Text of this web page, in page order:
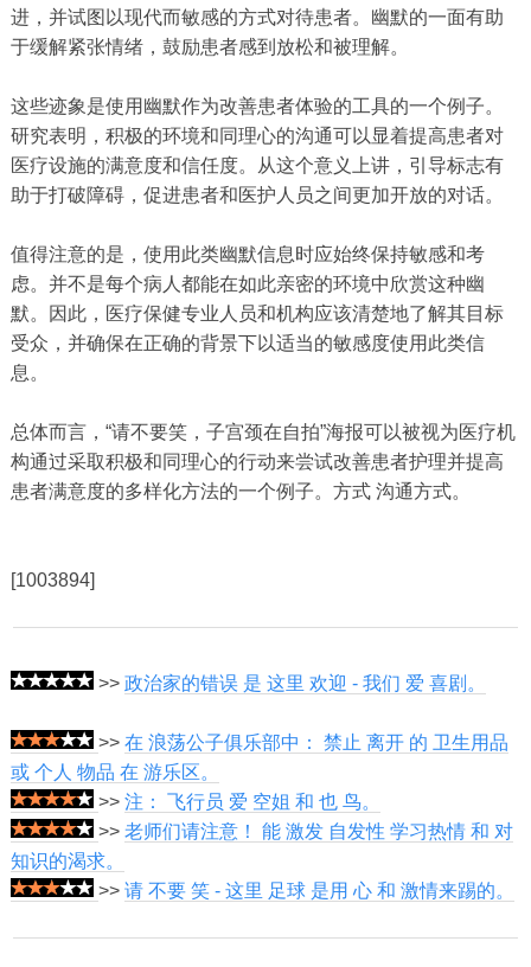
进，并试图以现代而敏感的方式对待患者。幽默的一面有助
于缓解紧张情绪，鼓励患者感到放松和被理解。
这些迹象是使用幽默作为改善患者体验的工具的一个例子。
研究表明，积极的环境和同理心的沟通可以显着提高患者对
医疗设施的满意度和信任度。从这个意义上讲，引导标志有
助于打破障碍，促进患者和医护人员之间更加开放的对话。
值得注意的是，使用此类幽默信息时应始终保持敏感和考
虑。并不是每个病人都能在如此亲密的环境中欣赏这种幽
默。因此，医疗保健专业人员和机构应该清楚地了解其目标
受众，并确保在正确的背景下以适当的敏感度使用此类信
息。
总体而言，“请不要笑，子宫颈在自拍”海报可以被视为医疗机
构通过采取积极和同理心的行动来尝试改善患者护理并提高
患者满意度的多样化方法的一个例子。方式 沟通方式。
[1003894]
>> 政治家的错误 是 这里 欢迎 - 我们 爱 喜剧。
>> 在 浪荡公子俱乐部中： 禁止 离开 的 卫生用品
或 个人 物品 在 游乐区。
>> 注： 飞行员 爱 空姐 和 也 鸟。
>> 老师们请注意！ 能 激发 自发性 学习热情 和 对
知识的渴求。
>> 请 不要 笑 - 这里 足球 是用 心 和 激情来踢的。